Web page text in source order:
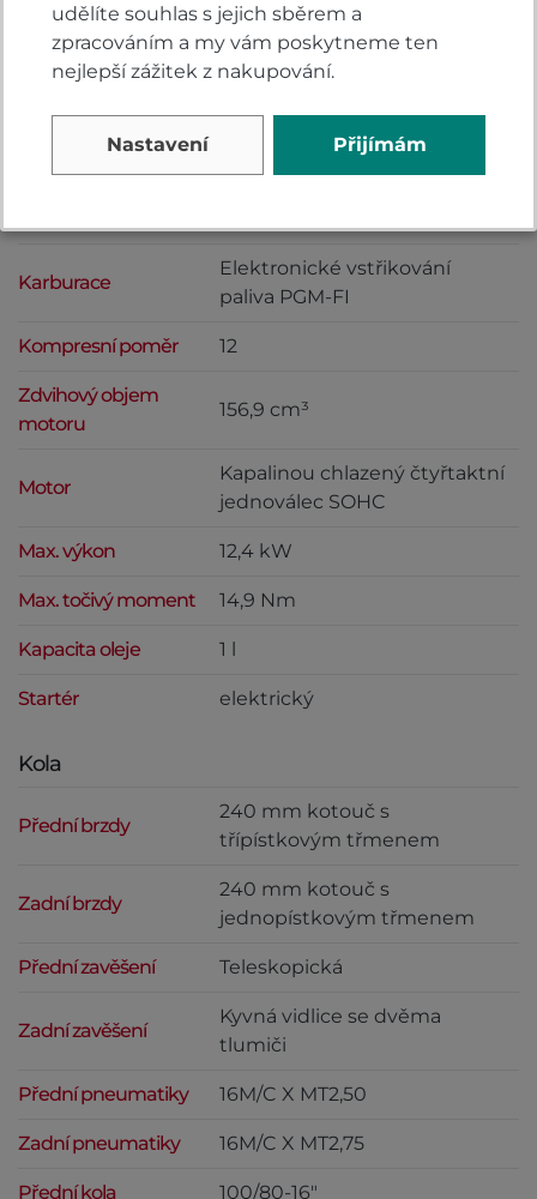
Specifikace
Motor
Karburace
Elektronické vstřikování
paliva PGM-FI
Kompresní poměr 12
Zdvihový objem
motoru
156,9 cm³
Motor
Kapalinou chlazený čtyřtaktní
jednoválec SOHC
Max. výkon 12,4 kW
Max. točivý moment 14,9 Nm
Kapacita oleje 1 l
Startér elektrický
Kola
Přední brzdy
240 mm kotouč s
třípístkovým třmenem
Zadní brzdy
240 mm kotouč s
jednopístkovým třmenem
Přední zavěšení Teleskopická
Zadní zavěšení
Kyvná vidlice se dvěma
tlumiči
Přední pneumatiky 16M/C X MT2,50
Zadní pneumatiky 16M/C X MT2,75
Přední kola 100/80-16"
udělíte souhlas s jejich sběrem a
zpracováním a my vám poskytneme ten
nejlepší zážitek z nakupování.
Nastavení Přijímám